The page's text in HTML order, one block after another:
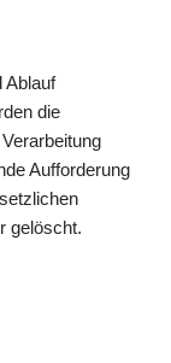
Ablauf
die
Aufforderung
gelöscht.